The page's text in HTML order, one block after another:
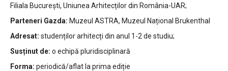
Filiala București, Uniunea Arhitecților din România-UAR;
Parteneri Gazda: Muzeul ASTRA, Muzeul Național Brukenthal
Adresat: studenților arhitecți din anul 1-2 de studiu;
Susținut de: o echipă pluridisciplinară
Forma: periodică/aflat la prima ediție